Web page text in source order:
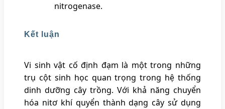
nitrogenase.
Kết luận
Vi sinh vật cố định đạm là một trong những
trụ cột sinh học quan trọng trong hệ thống
dinh dưỡng cây trồng. Với khả năng chuyển
hóa nitơ khí quyển thành dạng cây sử dụng